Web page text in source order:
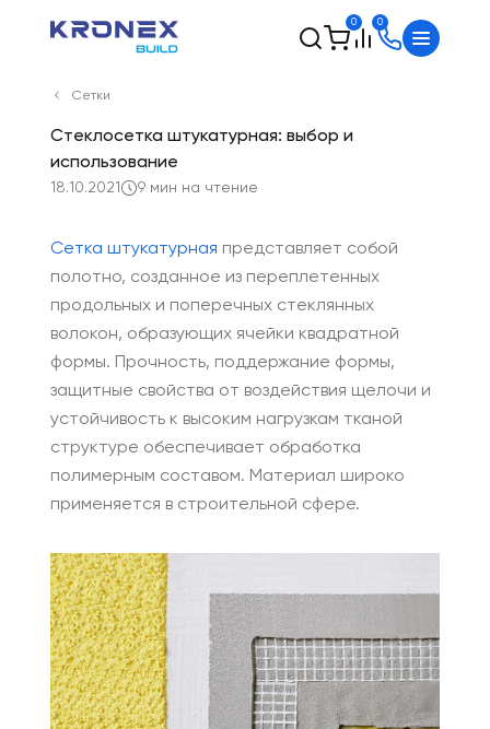
0 0
Сетки
18.10.2021 9 мин на чтение
Стеклосетка штукатурная: выбор и
использование
Сетка штукатурная представляет собой
полотно, созданное из переплетенных
продольных и поперечных стеклянных
волокон, образующих ячейки квадратной
формы. Прочность, поддержание формы,
защитные свойства от воздействия щелочи и
устойчивость к высоким нагрузкам тканой
структуре обеспечивает обработка
полимерным составом. Материал широко
применяется в строительной сфере.